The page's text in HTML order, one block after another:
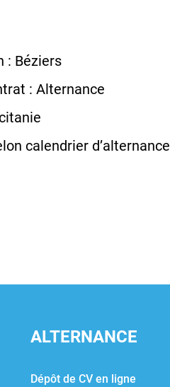
: Béziers
: Alternance
calendrier d’alternance
ALTERNANCE
Dépôt de CV en ligne